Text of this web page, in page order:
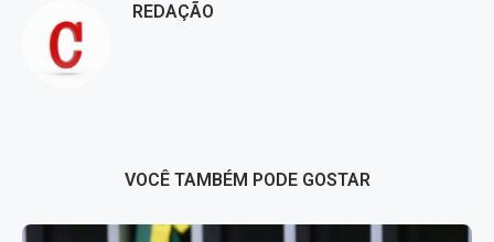
REDAÇÃO
VOCÊ TAMBÉM PODE GOSTAR